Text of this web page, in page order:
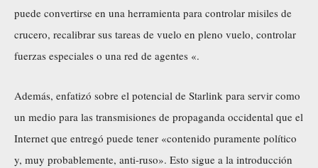
puede convertirse en una herramienta para controlar misiles de
crucero, recalibrar sus tareas de vuelo en pleno vuelo, controlar
fuerzas especiales o una red de agentes «.
Además, enfatizó sobre el potencial de Starlink para servir como
un medio para las transmisiones de propaganda occidental que el
Internet que entregó puede tener «contenido puramente político
y, muy probablemente, anti-ruso». Esto sigue a la introducción